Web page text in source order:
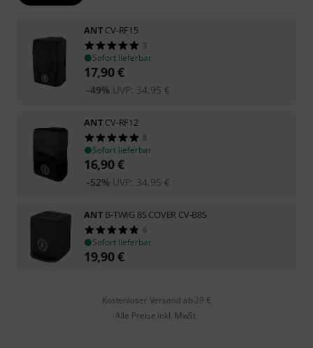
ANT CV-RF15
3
Sofort lieferbar
17,90€
UVP: 34,95 €
-49%
ANT CV-RF12
8
Sofort lieferbar
16,90€
UVP: 34,95 €
-52%
ANT B-TWIG 8S COVER CV-B8S
6
Sofort lieferbar
19,90€
Kostenloser Versand ab 29 €
Alle Preise inkl. MwSt.